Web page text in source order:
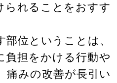
られることをおすす
位ということは、
負担をかける行動や
痛みの改善が長引い